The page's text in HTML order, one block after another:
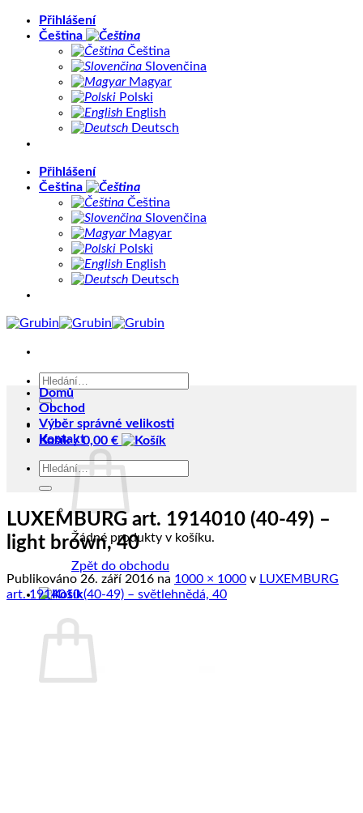
PřeskočitPřihlášení
Čeština
Čeština
Slovenčina
Magyar
Polski
English
Deutsch
Přihlášení
Čeština
Čeština
Slovenčina
Magyar
Polski
English
Deutsch
Hledat:
Košík /0,00 €
Žádné produkty v košíku.
Zpět do obchodu
Domů
Obchod
Výběr správné velikosti
Kontakt
Hledat:
LUXEMBURG art. 1914010 (40-49) –
light brown, 40
Publikováno 26. září 2016 na 1000 × 1000 v LUXEMBURG
art. 1914010 (40-49) – světlehnědá, 40